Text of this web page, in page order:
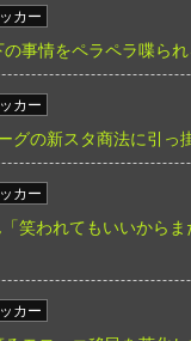
カー
の事情をペラペラ喋ら
カー
グの新スタ商法に引っ
カー
笑われてもいいから
カー